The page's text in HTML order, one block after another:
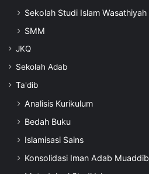
Sekolah Studi Islam Wasathiyah
SMM
JKQ
Sekolah Adab
Ta'dib
Analisis Kurikulum
Bedah Buku
Islamisasi Sains
Konsolidasi Iman Adab Muaddib